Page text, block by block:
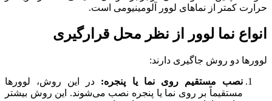
حرارت کمتر از نماهای لوور آلومینیومی است.
انواع نما لوور از نظر محل قرارگیری
لوورها دو روش جاگیری دارند:
نصب مستقیم روی نما یا پنجره: در این روش، لوورها
مستقیماً بر روی نما یا پنجره نصب می‌شوند. این روش بیشتر